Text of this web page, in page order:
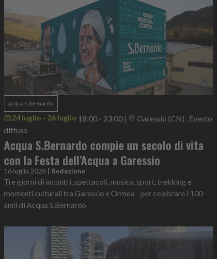
acqua s.bernardo
24 luglio - 26 luglio 18:00 - 23:00 |
Garessio (CN) , Evento
diffuso
Acqua S.Bernardo compie un secolo di vita
con la Festa dell’Acqua a Garessio
16 luglio 2026 | Redazione
Tre giorni di incontri, spettacoli, musica, sport, trekking e
momenti culturali tra Garessio e Ormea per celebrare i 100
anni di Acqua S.Bernardo